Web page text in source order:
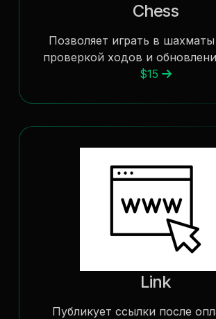
Chess
Позволяет играть в шахматы
проверкой ходов и
$15
Link
Публикует ссылки после